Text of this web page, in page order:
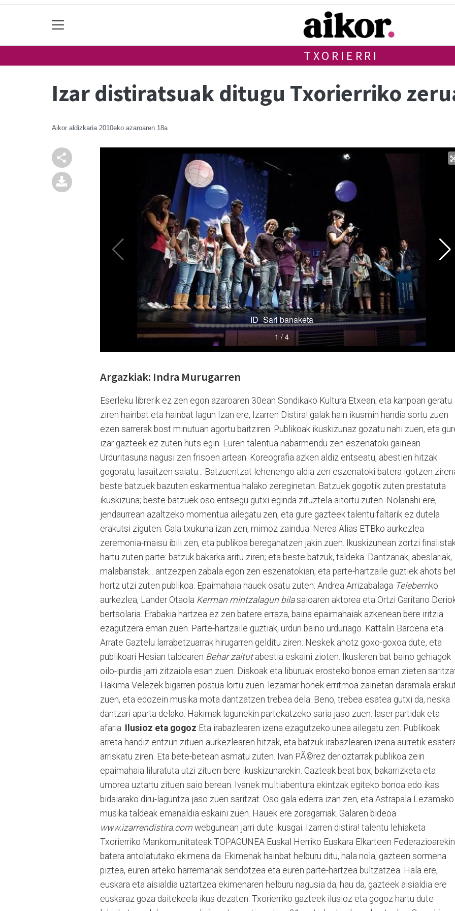
TXORIERRI
Izar distiratsuak ditugu Txorierriko
Aikor aldizkaria 2010eko azaroaren 18a
Argazkiak: Indra Murugarren
Eserleku librerik ez zen egon azaroaren 30ean Sondikako Kultura Etxean; eta kanpoan geratu
ziren hainbat eta hainbat lagun Izan ere, Izarren Distira! galak hain ikusmin handia sortu zuen
ezen sarrerak bost minutuan agortu baitziren. Publikoak ikuskizunaz gozatu nahi zuen, eta
izar gazteek ez zuten huts egin. Euren talentua nabarmendu zen eszenatoki gainean.
Urduritasuna nagusi zen frisoen artean. Koreografia azken aldiz entseatu, abestien hitzak
gogoratu, lasaitzen saiatu... Batzuentzat lehenengo aldia zen eszenatoki batera igotzen
beste batzuek bazuten eskarmentua halako zereginetan. Batzuek gogotik zuten prestatuta
ikuskizuna; beste batzuek oso entsegu gutxi eginda zituztela aitortu zuten. Nolanahi ere,
jendaurrean azaltzeko momentua ailegatu zen, eta gure gazteek talentu faltarik ez dutela
erakutsi ziguten. Gala txukuna izan zen, mimoz zaindua. Nerea Alias ETBko aurkezlea
zeremonia-maisu ibili zen, eta publikoa bereganatzen jakin zuen. Ikuskizunean zortzi
hartu zuten parte: batzuk bakarka aritu ziren; eta beste batzuk, taldeka. Dantzariak, abeslariak,
malabaristak... antzezpen zabala egon zen eszenatokian, eta parte-hartzaile guztiek ahots
hortz utzi zuten publikoa. Epaimahaia hauek osatu zuten: Andrea Arrizabalaga Teleberriko
aurkezlea, Lander Otaola Kerman mintzalagun bilasaioaren aktorea eta Ortzi Garitano
bertsolaria. Erabakia hartzea ez zen batere erraza, baina epaimahaiak azkenean bere iritzia
ezagutzera eman zuen. Parte-hartzaile guztiak, urduri baino urduriago. Kattalin Barcena eta
Arrate Gaztelu larrabetzuarrak hirugarren gelditu ziren. Neskek ahotz goxo-goxoa dute, eta
publikoari Hesian taldearen Behar zaitutabestia eskaini zioten. Ikusleren bat baino gehiagok
oilo-ipurdia jarri zitzaiola esan zuen. Diskoak eta liburuak erosteko bonoa eman zieten
Hakima Velezek bigarren postua lortu zuen. lezamar honek erritmoa zainetan daramala
zuen, eta edozein musika mota dantzatzen trebea dela. Beno, trebea esatea gutxi da, neska
dantzari aparta delako. Hakimak lagunekin partekatzeko saria jaso zuen: laser partidak eta
afaria. Ilusioz eta gogoz Eta irabazlearen izena ezagutzeko unea ailegatu zen. Publikoak
arreta handiz entzun zituen aurkezlearen hitzak, eta batzuk irabazlearen izena aurretik
arriskatu ziren. Eta bete-betean asmatu zuten. Ivan PÃ©rez derioztarrak publikoa zein
epaimahaia liluratuta utzi zituen bere ikuskizunarekin. Gazteak beat box, bakarrizketa eta
umorea uztartu zituen saio berean. Ivanek multiabentura ekintzak egiteko bonoa edo ikas
bidaiarako diru-laguntza jaso zuen saritzat. Oso gala ederra izan zen, eta Astrapala Lezamako
musika taldeak emanaldia eskaini zuen. Hauek ere zoragarriak. Galaren bideoa
www.izarrendistira.com webgunean jarri dute ikusgai. Izarren distira! talentu lehiaketa
Txorierriko Mankomunitateak TOPAGUNEA Euskal Herriko Euskara Elkarteen Federazioarekin
batera antolatutako ekimena da. Ekimenak hainbat helburu ditu, hala nola, gazteen sormena
piztea, euren arteko harremanak sendotzea eta euren parte-hartzea bultzatzea. Hala ere,
euskara eta aisialdia uztartzea ekimenaren helburu nagusia da; hau da, gazteek aisialdia ere
euskaraz goza daitekeela ikus dezaten. Txorierriko gazteek ilusioz eta gogoz hartu dute